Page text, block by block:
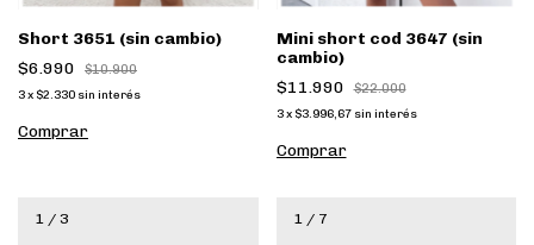
Short 3651 (sin cambio)
$6.990
$10.900
3x $2.330 sin interés
Comprar
Mini short cod 3647 (sin
cambio)
$11.990
$22.000
3 x $3.996,67 sin interés
Comprar
1 / 3 1 / 7